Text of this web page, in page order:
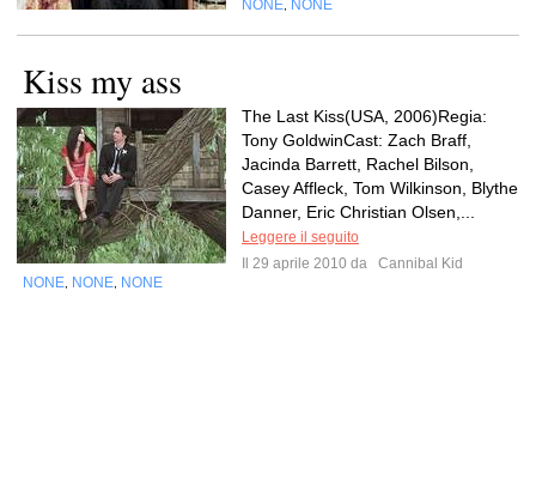
NONE NONE
Kiss my ass
The Last Kiss(USA, 2006)Regia:
Tony GoldwinCast: Zach Braff,
Jacinda Barrett, Rachel Bilson,
Casey Affleck, Tom Wilkinson, Blythe
Danner, Eric Christian Olsen,...
Leggere il seguito
Il 29 aprile 2010 da
Cannibal Kid
NONE NONE NONE